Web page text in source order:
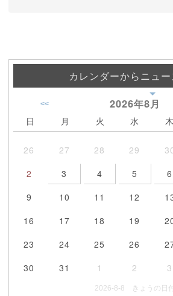
カレンダーからニュ
2026年8月
<<
日 月 火 水 木
26 27 28 29
2
3 4 5 6
9
10 11 12
16
17 18 19
23
24 25 26
30
31 1 2 3
2026-8-8 きょうの日付